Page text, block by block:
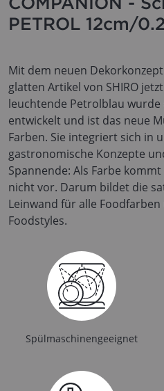
PETROL 12cm/
Mit dem neuen
glatten Artikel von SHIRO
leuchtende Petrolblau wurde
entwickelt und ist das neue
Farben. Sie integriert sich in
gastronomische Konzepte
Spannende: Als Farbe
nicht vor. Darum bildet die
Leinwand für alle
Foodstyles.
Spülmaschinengeeignet